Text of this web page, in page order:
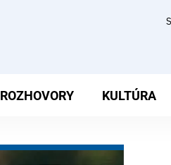
ROZHOVORY KULTÚRA